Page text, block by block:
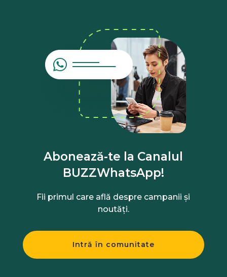
Abonează-te la Canalul
BUZZWhatsApp!
Fii primul care află despre campanii și
noutăți.
Intră în comunitate